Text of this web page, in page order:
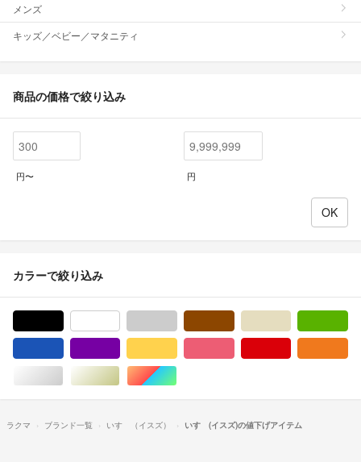
メンズ
キッズ／ベビー／マタニティ
商品の価格で絞り込み
円〜 円
カラーで絞り込み
シルバー/銀色系ゴールド/金色系マルチカラー
ラクマ ブランド一覧 いすゞ（イスズ） いすゞ(イスズ)の値下げアイテム